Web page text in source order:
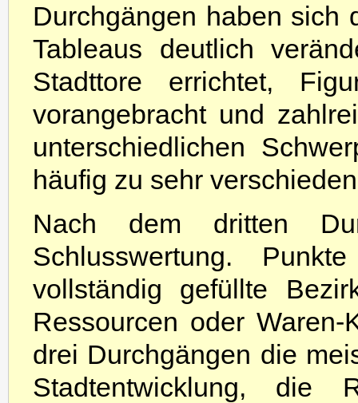
Durchgängen haben sich
Tableaus deutlich
Stadttore errichtet,
vorangebracht und
unterschiedlichen
häufig zu sehr
Nach dem dritten
Schlusswertung.
vollständig gefüllte
Ressourcen oder
drei Durchgängen die
Stadtentwicklung, die